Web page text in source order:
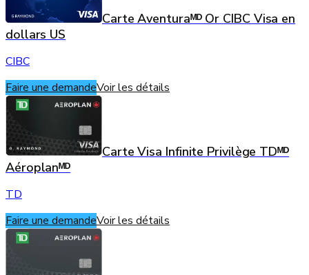
Carte Aventuraᴹᴰ Or CIBC Visa en
dollars US
CIBC
Faire une demandeVoir les détails
Carte Visa Infinite Privilège TDᴹᴰ
Aéroplanᴹᴰ
TD
Faire une demandeVoir les détails